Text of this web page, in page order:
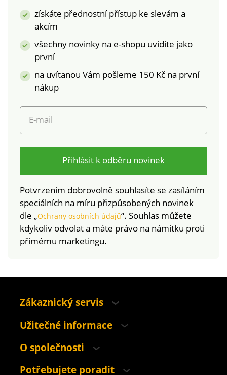
získáte přednostní přístup ke slevám a
akcím
všechny novinky na e-shopu uvidíte jako
první
na uvítanou Vám pošleme 150 Kč na první
nákup
E-mail
Přihlásit k odběru novinek
Potvrzením dobrovolně souhlasíte se zasíláním
speciálních na míru přizpůsobených novinek
dle „Ochrany osobních údajů“. Souhlas můžete
kdykoliv odvolat a máte právo na námitku proti
přímému marketingu.
Zákaznický servis
Užitečné informace
O společnosti
Potřebujete poradit